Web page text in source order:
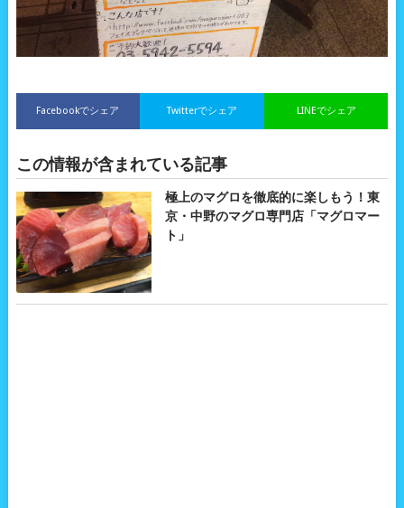
Facebookでシェア LINEでシェア
Twitterでシェア
この情報が含まれている記事
極上のマグロを徹底的に楽しもう！東
京・中野のマグロ専門店「マグロマー
ト」